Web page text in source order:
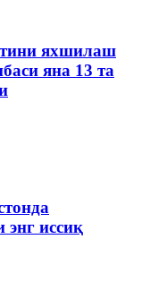
яхшилаш
яна 13 та
энг иссиқ